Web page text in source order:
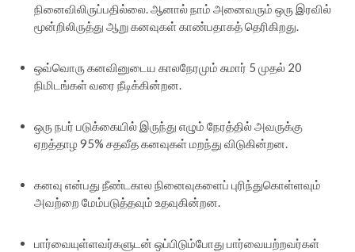
நினைவிலிருப்பதில்லை. ஆனால் நாம் அனைவரும் ஒரு இரவில்
மூன்றிலிருத்து ஆறு கனவுகள் காண்பதாகத் தெரிகிறது.
ஒவ்வொரு கனவினுடைய காலநேரமும் சுமார் 5 முதல் 20
நிமிடங்கள் வரை நீடிக்கின்றன.
ஒரு நபர் படுக்கையில் இருந்து எழும் நேரத்தில் அவருக்கு
ஏறத்தாழ 95% சதவீத கனவுகள் மறந்து விடுகின்றன.
கனவு என்பது நீண்டகால நினைவுகளைப் புரிந்துகொள்ளவும்
அவற்றை மேம்படுத்தவும் உதவுகின்றன.
பார்வையுள்ளவர்களுடன் ஒப்பிடும்போது பார்வையற்றவர்கள்